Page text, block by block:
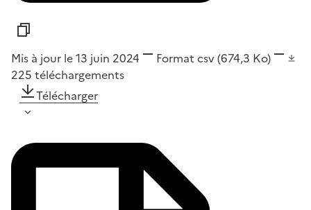
Mis à jour le 13 juin 2024 Format csv(674,3 Ko)
225 téléchargements
Télécharger